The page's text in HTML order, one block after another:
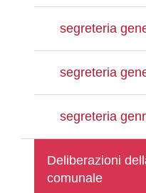
segreteria
segreteria
segreteria
Deliberazioni
comunale